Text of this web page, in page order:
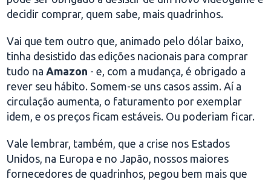
decidir comprar, quem sabe, mais quadrinhos.
Vai que tem outro que, animado pelo dólar baixo,
tinha desistido das edições nacionais para comprar
tudo naAmazon - e, com a mudança, é obrigado a
rever seu hábito. Somem-se uns casos assim. Aí a
circulação aumenta, o faturamento por exemplar
idem, e os preços ficam estáveis. Ou poderiam ficar.
Vale lembrar, também, que a crise nos Estados
Unidos, na Europa e no Japão, nossos maiores
fornecedores de quadrinhos, pegou bem mais que